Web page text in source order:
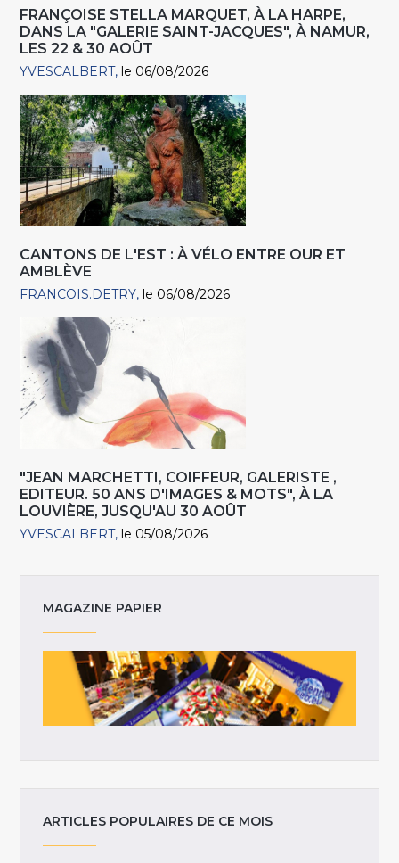
FRANÇOISE STELLA MARQUET, À LA HARPE,
DANS LA "GALERIE SAINT-JACQUES", À NAMUR,
LES 22 & 30 AOÛT
YVESCALBERT le 06/08/2026
CANTONS DE L'EST : À VÉLO ENTRE OUR ET
AMBLÈVE
FRANCOIS.DETRY le 06/08/2026
"JEAN MARCHETTI, COIFFEUR, GALERISTE ,
EDITEUR. 50 ANS D'IMAGES & MOTS", À LA
LOUVIÈRE, JUSQU'AU 30 AOÛT
YVESCALBERT le 05/08/2026
MAGAZINE PAPIER
ARTICLES POPULAIRES DE CE MOIS